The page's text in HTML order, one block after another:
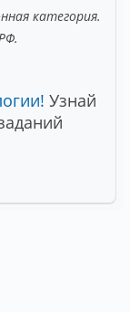
категория.
Узнай